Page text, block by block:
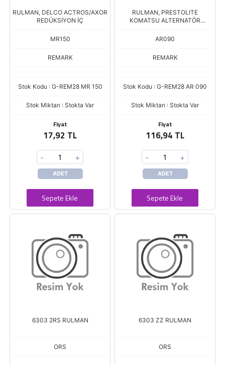
RULMAN, DELCO ACTROS/AXOR
REDÜKSİYON İÇ
MR150
REMARK
Stok Kodu : G-REM28 MR 150
Stok Miktarı : Stokta Var
Fiyat
17,92 TL
- +
ADET
Sepete Ekle
RULMAN, PRESTOLITE
KOMATSU ALTERNATÖR
AR090
REMARK
Stok Kodu : G-REM28 AR 090
Stok Miktarı : Stokta Var
Fiyat
116,94 TL
- +
ADET
Sepete Ekle
6303 2RS RULMAN
ORS
6303 ZZ RULMAN
ORS